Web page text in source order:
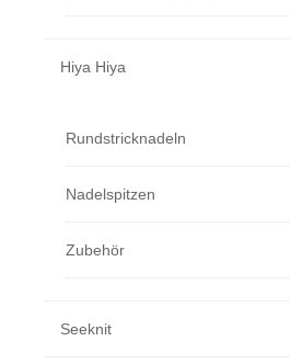
Hiya Hiya
Rundstricknadeln
Nadelspitzen
Zubehör
Seeknit